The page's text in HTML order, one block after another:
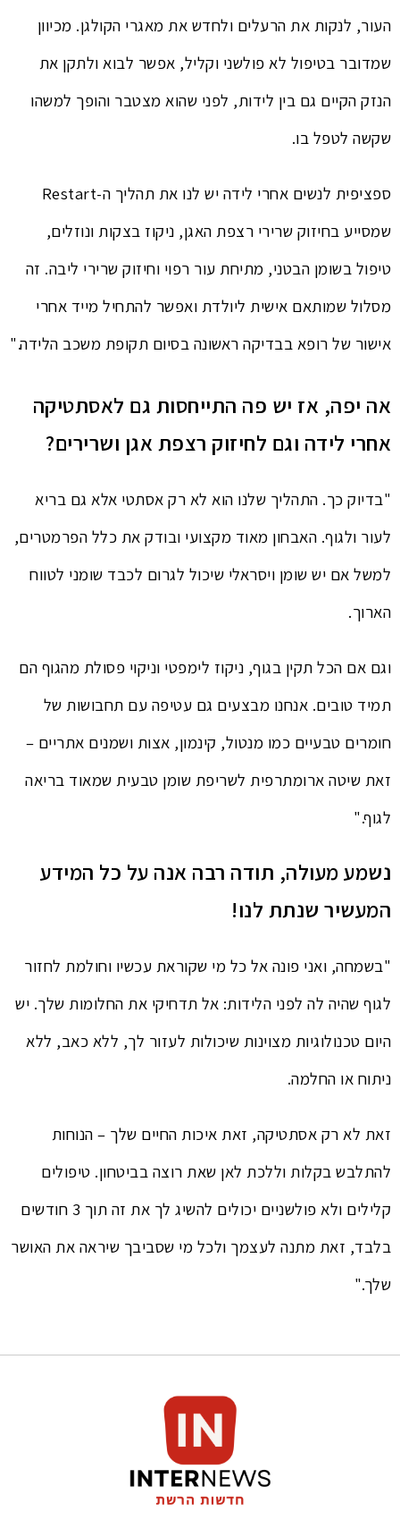
העור, לנקות את הרעלים ולחדש את מאגרי הקולגן. מכיוון
שמדובר בטיפול לא פולשני וקליל, אפשר לבוא ולתקן את
הנזק הקיים גם בין לידות, לפני שהוא מצטבר והופך למשהו
שקשה לטפל בו.
ספציפית לנשים אחרי לידה יש לנו את תהליך ה-Restart
שמסייע בחיזוק שרירי רצפת האגן, ניקוז בצקות ונוזלים,
טיפול בשומן הבטני, מתיחת עור רפוי וחיזוק שרירי ליבה. זה
מסלול שמותאם אישית ליולדת ואפשר להתחיל מייד אחרי
אישור של רופא בבדיקה ראשונה בסיום תקופת משכב הלידה."
אה יפה, אז יש פה התייחסות גם לאסתטיקה
אחרי לידה וגם לחיזוק רצפת אגן ושרירים?
"בדיוק כך. התהליך שלנו הוא לא רק אסתטי אלא גם בריא
לעור ולגוף. האבחון מאוד מקצועי ובודק את כלל הפרמטרים,
למשל אם יש שומן ויסראלי שיכול לגרום לכבד שומני לטווח
הארוך.
וגם אם הכל תקין בגוף, ניקוז לימפטי וניקוי פסולת מהגוף הם
תמיד טובים. אנחנו מבצעים גם עטיפה עם תחבושות של
חומרים טבעיים כמו מנטול, קינמון, אצות ושמנים אתריים –
זאת שיטה ארומתרפית לשריפת שומן טבעית שמאוד בריאה
לגוף."
נשמע מעולה, תודה רבה אנה על כל המידע
המעשיר שנתת לנו!
"בשמחה, ואני פונה אל כל מי שקוראת עכשיו וחולמת לחזור
לגוף שהיה לה לפני הלידות: אל תדחיקי את החלומות שלך. יש
היום טכנולוגיות מצוינות שיכולות לעזור לך, ללא כאב, ללא
ניתוח או החלמה.
זאת לא רק אסתטיקה, זאת איכות החיים שלך – הנוחות
להתלבש בקלות וללכת לאן שאת רוצה בביטחון. טיפולים
קלילים ולא פולשניים יכולים להשיג לך את זה תוך 3 חודשים
בלבד, זאת מתנה לעצמך ולכל מי שסביבך שיראה את האושר
שלך."